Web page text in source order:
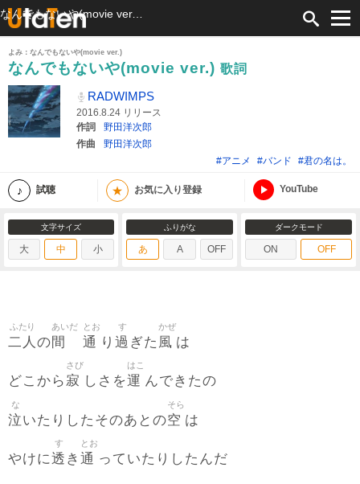
なんでもないや(movie ver.) 歌詞 RADWIMPS ふりがな付
よみ：なんでもないや(movie ver.)
なんでもないや(movie ver.) 歌詞
RADWIMPS
2016.8.24 リリース
作詞
野田洋次郎
作曲
野田洋次郎
#アニメ
#バンド #君の名は。
試聴 ★ お気に入り登録 YouTube
文字サイズ
大 中 小
ふりがな
あ A OFF
ダークモード
ON OFF
二人
ふたり
の間
あいだ
通
とお
り 過
す
ぎた 風
かぜ
は
どこから 寂
さび
しさを運
はこ
んできたの
泣
な
いたりしたそのあとの空
そら
は
やけに透
す
き 通
とお
っていたりしたんだ